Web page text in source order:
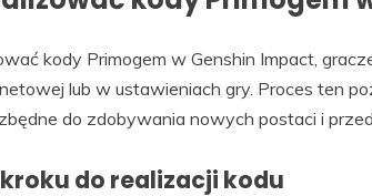
kody Primogem w Genshin Impact,
lub w ustawieniach gry. Proces ten
do zdobywania nowych postaci i
do realizacji kodu